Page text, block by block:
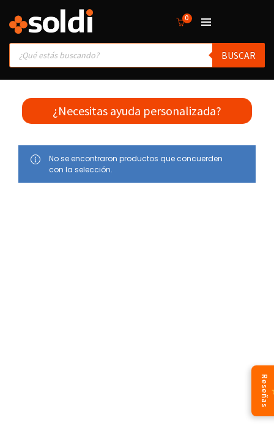
0
Products
search
BUSCAR
¿Necesitas ayuda personalizada?
No se encontraron productos que concuerden
con la selección.
Reseñas